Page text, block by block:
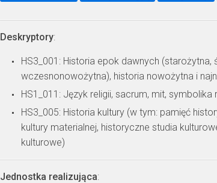
Deskryptory:
HS3_001: Historia epok dawnych (starożytna,
wczesnonowożytna), historia nowożytna i
HS1_011: Język religii, sacrum, mit, symbolika
HS3_005: Historia kultury (w tym: pamięć
kultury materialnej, historyczne studia
kulturowe)
Jednostka realizująca: